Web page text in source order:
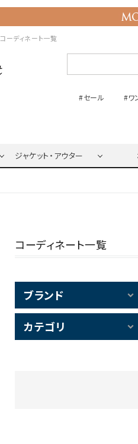
コーディネート一覧
#セール #ワ
ジャケット・アウター
コーディネート一覧
ブランド
カテゴリ